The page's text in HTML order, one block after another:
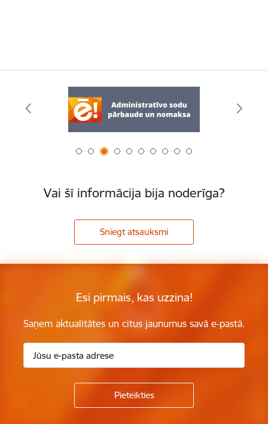
Vai šī informācija bija noderīga?
Sniegt atsauksmi
Esi pirmais, kas uzzina!
Saņem aktualitātes un citus jaunumus savā e-pastā.